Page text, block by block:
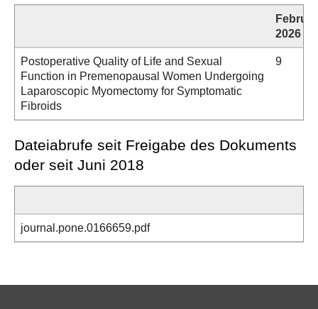
Februar
2026
Postoperative Quality of Life and Sexual
Function in Premenopausal Women Undergoing
Laparoscopic Myomectomy for Symptomatic
Fibroids
9
Dateiabrufe seit Freigabe des Dokuments
oder seit Juni 2018
journal.pone.0166659.pdf